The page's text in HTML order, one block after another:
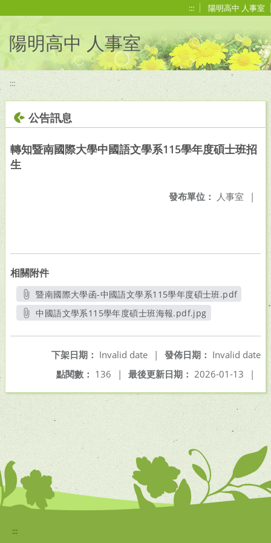
::: 陽明高中 人事室
陽明高中 人事室
:::
公告訊息
轉知暨南國際大學中國語文學系115學年度碩士班招
生
發布單位： 人事室 |
相關附件
暨南國際大學函-中國語文學系115學年度碩士班.pdf
另開新視窗
中國語文學系115學年度碩士班海報.pdf.jpg
發佈日期： Invalid date
下架日期： Invalid date
|
最後更新日期： 2026-01-13 |
點閱數： 136 |
:::